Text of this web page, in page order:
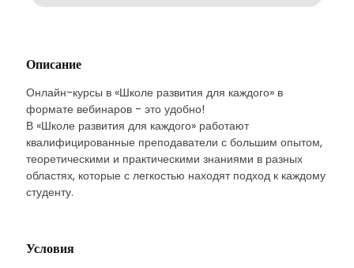
Описание
Онлайн-курсы в «Школе развития для каждого» в
формате вебинаров - это удобно!
В «Школе развития для каждого» работают
квалифицированные преподаватели с большим опытом,
теоретическими и практическими знаниями в разных
областях, которые с легкостью находят подход к каждому
студенту.
Условия